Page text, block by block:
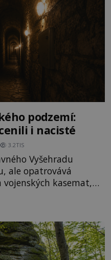
podzemí:
i nacisté
3.2TIS
Vyšehradu
ale opatrovává
kasemat,
národní poklady.
nad řekou Vltavou
Místo, ke
mýty, ve svých